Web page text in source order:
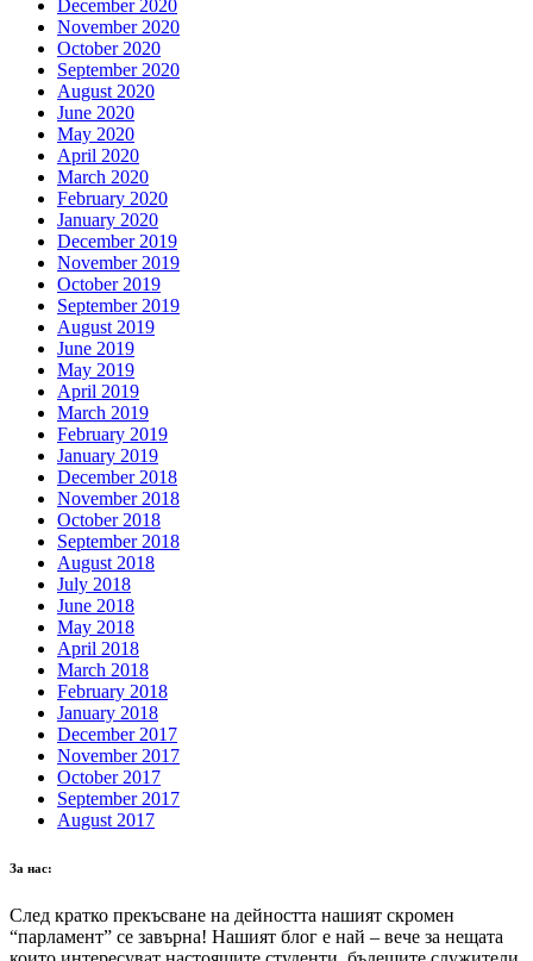
December 2020
November 2020
October 2020
September 2020
August 2020
June 2020
May 2020
April 2020
March 2020
February 2020
January 2020
December 2019
November 2019
October 2019
September 2019
August 2019
June 2019
May 2019
April 2019
March 2019
February 2019
January 2019
December 2018
November 2018
October 2018
September 2018
August 2018
July 2018
June 2018
May 2018
April 2018
March 2018
February 2018
January 2018
December 2017
November 2017
October 2017
September 2017
August 2017
За нас:
След кратко прекъсване на дейността нашият скромен
“парламент” се завърна! Нашият блог е най – вече за нещата